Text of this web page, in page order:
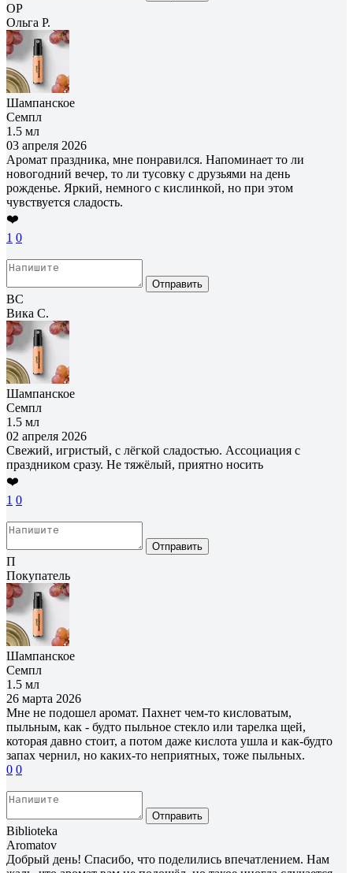
ОР
Ольга Р.
Шампанское
Семпл
1.5 мл
03 апреля 2026
Аромат праздника, мне понравился. Напоминает то ли
новогодний вечер, то ли тусовку с друзьями на день
рожденье. Яркий, немного с кислинкой, но при этом
чувствуется сладость.
❤️
1 0
Отправить
ВС
Вика С.
Шампанское
Семпл
1.5 мл
02 апреля 2026
Свежий, игристый, с лёгкой сладостью. Ассоциация с
праздником сразу. Не тяжёлый, приятно носить
❤️
1 0
Отправить
П
Покупатель
Шампанское
Семпл
1.5 мл
26 марта 2026
Мне не подошел аромат. Пахнет чем-то кисловатым,
пыльным, как - будто пыльное стекло или тарелка щей,
которая давно стоит, а потом даже кислота ушла и как-будто
запах чернил, но каких-то неприятных, тоже пыльных.
0 0
Отправить
Biblioteka
Aromatov
Добрый день! Спасибо, что поделились впечатлением. Нам